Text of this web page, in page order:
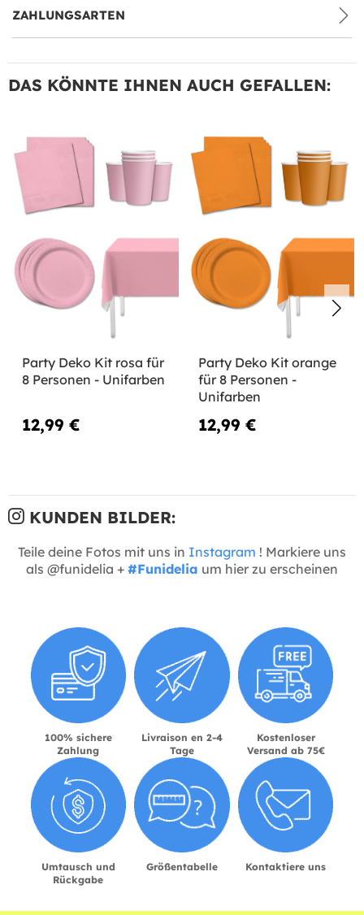
ZAHLUNGSARTEN
DAS KÖNNTE IHNEN AUCH GEFALLEN:
Party Deko Kit rosa für
8 Personen - Unifarben
12,99 €
Party Deko Kit orange
für 8 Personen -
Unifarben
12,99 €
KUNDEN BILDER:
Teile deine Fotos mit uns in Instagram ! Markiere uns
als @funidelia + #Funidelia um hier zu erscheinen
100% sichere
Zahlung
Livraison en 2-4
Tage
Kostenloser
Versand ab 75€
Umtausch und
Rückgabe
Größentabelle Kontaktiere uns